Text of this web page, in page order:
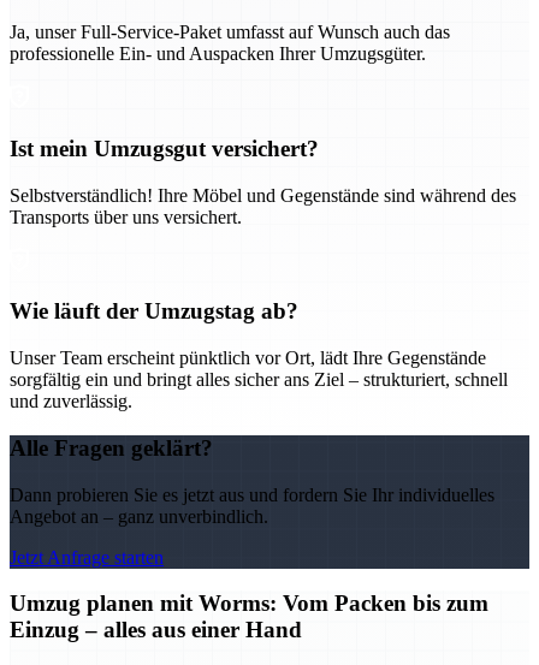
Ja, unser Full-Service-Paket umfasst auf Wunsch auch das
professionelle Ein- und Auspacken Ihrer Umzugsgüter.
Ist mein Umzugsgut versichert?
Selbstverständlich! Ihre Möbel und Gegenstände sind während des
Transports über uns versichert.
Wie läuft der Umzugstag ab?
Unser Team erscheint pünktlich vor Ort, lädt Ihre Gegenstände
sorgfältig ein und bringt alles sicher ans Ziel – strukturiert, schnell
und zuverlässig.
Alle Fragen geklärt?
Dann probieren Sie es jetzt aus und fordern Sie Ihr individuelles
Angebot an – ganz unverbindlich.
Jetzt Anfrage starten
Umzug planen mit Worms: Vom Packen bis zum
Einzug – alles aus einer Hand